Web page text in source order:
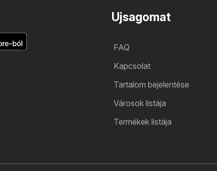
Ujsagomat
FAQ
Kapcsolat
Tartalom bejelentése
Városok listája
Termékek listája